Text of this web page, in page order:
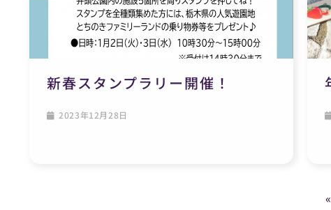
新春スタンプラリー開催！
2023年12月28日